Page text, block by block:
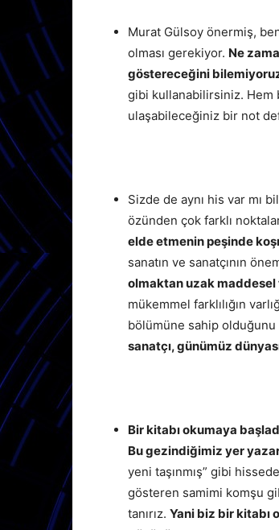
Murat Gülsoy önermiş,
olması gerekiyor. Ne
göstereceğini
gibi kullanabilirsiniz. Hem
ulaşabileceğiniz bir not
Sizde de aynı his var mı
özünden çok farklı
elde etmenin peşinde
sanatın ve sanatçının
olmaktan uzak maddesel
mükemmel farklılığın
bölümüne sahip olduğunu
sanatçı, günümüz
Bir kitabı okumaya
Bu gezindiğimiz yer
yeni taşınmış” gibi
gösteren samimi komşu
tanırız. Yani biz bir kitabı